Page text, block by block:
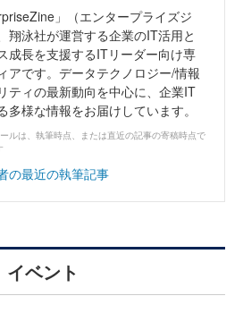
」（エンタープライズジ
翔泳社が運営する企業のIT活用と
成長を支援するITリーダー向け専
アです。データテクノロジー/情報
ティの最新動向を中心に、企業IT
多様な情報をお届けしています。
ルは、執筆時点、または直近の記事の寄稿時点で
の最近の執筆記事
イベント